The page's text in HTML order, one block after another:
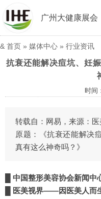
广州大健康展会
& 首页 » 媒体中心 » 行业资讯
抗衰还能解决痘坑、妊
时间
转载自：网易，来源：
原题：《抗衰还能解
真有这么神奇吗？》
█ 中国整形美容协会新闻中
█ 医美视界——因医美人而